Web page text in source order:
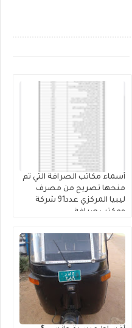
أسماء مكاتب الصرافة التي تم
منحها تصريح من مصرف
ليبيا المركزي عدد91 شركة
ومكتب صرافة